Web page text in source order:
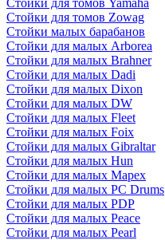
Стойки для томов Yamaha
Стойки для томов Zowag
Стойки малых барабанов
Стойки для малых Arborea
Стойки для малых Brahner
Стойки для малых Dadi
Стойки для малых Dixon
Стойки для малых DW
Стойки для малых Fleet
Стойки для малых Foix
Стойки для малых Gibraltar
Стойки для малых Hun
Стойки для малых Mapex
Стойки для малых PC Drums
Стойки для малых PDP
Стойки для малых Peace
Стойки для малых Pearl